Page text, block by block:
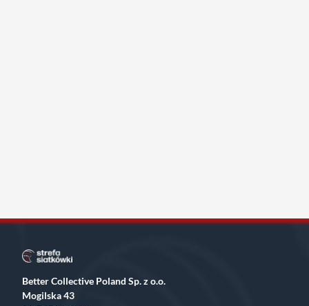
Better Collective Poland Sp. z o.o.
Mogilska 43